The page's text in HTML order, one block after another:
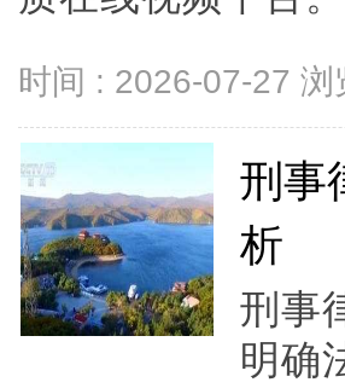
时间 : 2026-07-27 浏
刑事
析
刑事
明确